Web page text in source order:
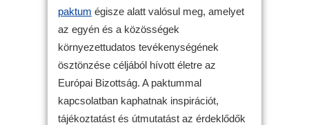
paktum égisze alatt valósul meg, amelyet
az egyén és a közösségek
környezettudatos tevékenységének
ösztönzése céljából hívott életre az
Európai Bizottság. A paktummal
kapcsolatban kaphatnak inspirációt,
tájékoztatást és útmutatást az érdeklődők